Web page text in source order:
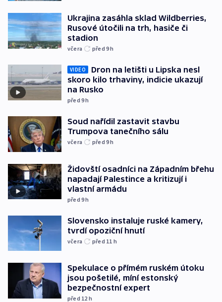
Ukrajina zasáhla sklad Wildberries,
Rusové útočili na trh, hasiče či
stadion
včera před 9h
VIDEO
Dron na letišti u Lipska nesl
skoro kilo trhaviny, indicie ukazují
na Rusko
před 9h
Soud nařídil zastavit stavbu
Trumpova tanečního sálu
včera před 9h
Židovští osadníci na Západním břehu
napadají Palestince a kritizují i
vlastní armádu
před 9h
Slovensko instaluje ruské kamery,
tvrdí opoziční hnutí
včera před 11 h
Spekulace o přímém ruském útoku
jsou pošetilé, míní estonský
bezpečnostní expert
před 12 h